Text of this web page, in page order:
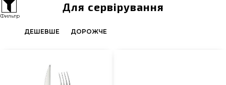
Для сервірування
ДЕШЕВШЕ ДОРОЖЧЕ
Фильтр